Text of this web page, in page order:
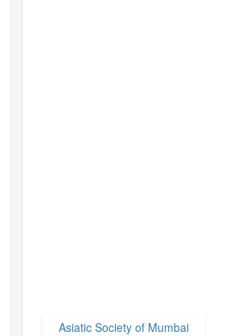
Asiatic Society of Mumbai